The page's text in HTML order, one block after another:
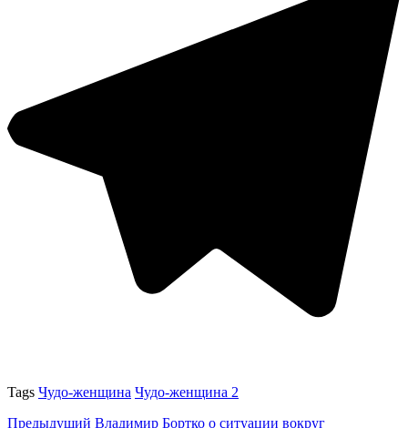
Tags Чудо-женщина Чудо-женщина 2
Предыдущий Владимир Бортко о ситуации вокруг